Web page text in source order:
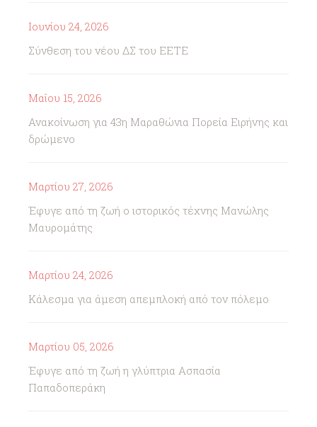
Ιουνίου 24, 2026
Σύνθεση του νέου ΔΣ του ΕΕΤΕ
Μαΐου 15, 2026
Ανακοίνωση για 43η Μαραθώνια Πορεία Ειρήνης και
δρώμενο
Μαρτίου 27, 2026
Έφυγε από τη ζωή ο ιστορικός τέχνης Μανώλης
Μαυρομάτης
Μαρτίου 24, 2026
Κάλεσμα για άμεση απεμπλοκή από τον πόλεμο
Μαρτίου 05, 2026
Έφυγε από τη ζωή η γλύπτρια Ασπασία
Παπαδοπεράκη